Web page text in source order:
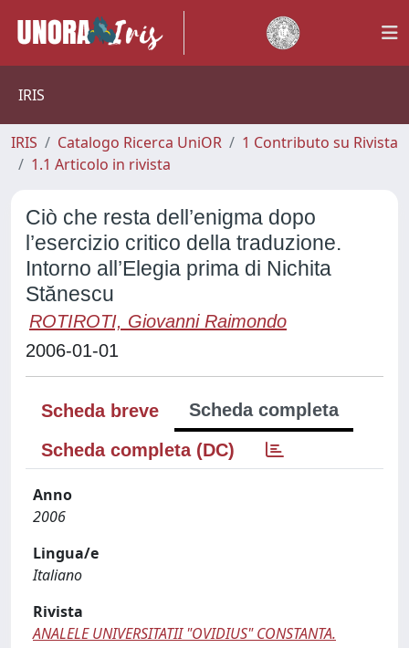
IRIS
IRIS Catalogo Ricerca UniOR
1 Contributo su Rivista
1.1 Articolo in rivista
Ciò che resta dell’enigma dopo
l’esercizio critico della traduzione.
Intorno all’Elegia prima di Nichita
Stănescu
ROTIROTI, Giovanni Raimondo
2006-01-01
Scheda breve
Scheda completa
Scheda completa (DC)
Anno
2006
Lingua/e
Italiano
Rivista
ANALELE UNIVERSITATII "OVIDIUS" CONSTANTA.